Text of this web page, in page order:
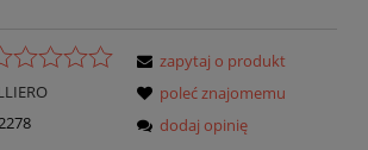
zapytaj o produkt
poleć znajomemu
dodaj opinię